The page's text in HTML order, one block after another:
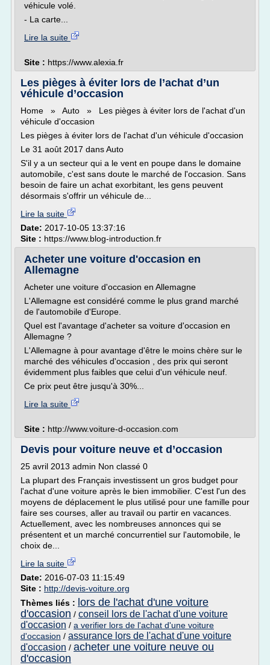
véhicule volé.
- La carte...
Lire la suite
Site : https://www.alexia.fr
Les pièges à éviter lors de l’achat d’un
véhicule d’occasion
Home » Auto » Les pièges à éviter lors de l'achat d'un
véhicule d'occasion
Les pièges à éviter lors de l'achat d'un véhicule d'occasion
Le 31 août 2017 dans Auto
S'il y a un secteur qui a le vent en poupe dans le domaine
automobile, c'est sans doute le marché de l'occasion. Sans
besoin de faire un achat exorbitant, les gens peuvent
désormais s'offrir un véhicule de...
Lire la suite
Date: 2017-10-05 13:37:16
Site : https://www.blog-introduction.fr
Acheter une voiture d'occasion en
Allemagne
Acheter une voiture d'occasion en Allemagne
L'Allemagne est considéré comme le plus grand marché
de l'automobile d'Europe.
Quel est l'avantage d'acheter sa voiture d'occasion en
Allemagne ?
L'Allemagne à pour avantage d'être le moins chère sur le
marché des véhicules d'occasion , des prix qui seront
évidemment plus faibles que celui d'un véhicule neuf.
Ce prix peut être jusqu'à 30%...
Lire la suite
Site : http://www.voiture-d-occasion.com
Devis pour voiture neuve et d’occasion
25 avril 2013 admin Non classé 0
La plupart des Français investissent un gros budget pour
l'achat d'une voiture après le bien immobilier. C'est l'un des
moyens de déplacement le plus utilisé pour une famille pour
faire ses courses, aller au travail ou partir en vacances.
Actuellement, avec les nombreuses annonces qui se
présentent et un marché concurrentiel sur l'automobile, le
choix de...
Lire la suite
Date: 2016-07-03 11:15:49
Site : http://devis-voiture.org
Thèmes liés : lors de l'achat d'une voiture
d'occasion / conseil lors de l'achat d'une voiture
d'occasion / a verifier lors de l'achat d'une voiture
d'occasion / assurance lors de l'achat d'une voiture
d'occasion / acheter une voiture neuve ou
d'occasion